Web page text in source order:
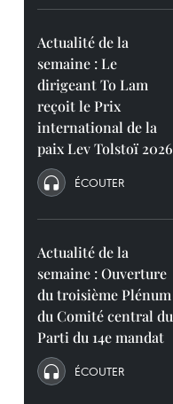
Actualité de la
semaine : Le
dirigeant To Lam
reçoit le Prix
international de la
paix Lev Tolstoï 2026
ÉCOUTER
Actualité de la
semaine : Ouverture
du troisième Plénum
du Comité central du
Parti du 14e mandat
ÉCOUTER